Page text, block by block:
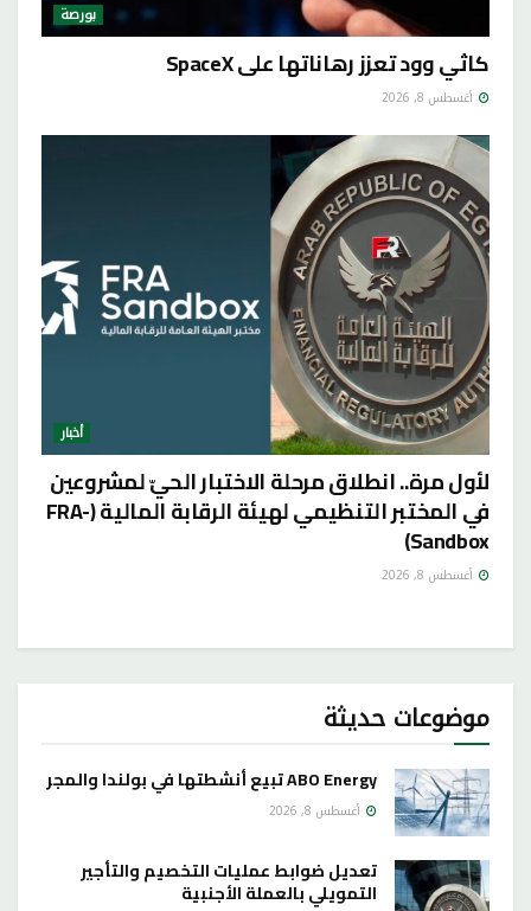
بورصة
كاثي وود تعزز رهاناتها على SpaceX
أغسطس 8, 2026
أخبار
لأول مرة.. انطلاق مرحلة الاختبار الحيّ لمشروعين
في المختبر التنظيمي لهيئة الرقابة المالية (FRA-
Sandbox)
أغسطس 8, 2026
موضوعات حديثة
ABO Energy تبيع أنشطتها في بولندا والمجر
أغسطس 8, 2026
تعديل ضوابط عمليات التخصيم والتأجير
التمويلي بالعملة الأجنبية